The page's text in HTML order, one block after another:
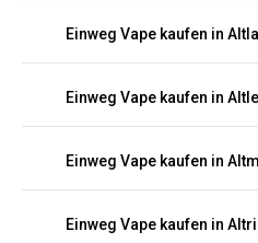
Einweg Vape kaufen in
Einweg Vape kaufen in
Einweg Vape kaufen in
Einweg Vape kaufen in